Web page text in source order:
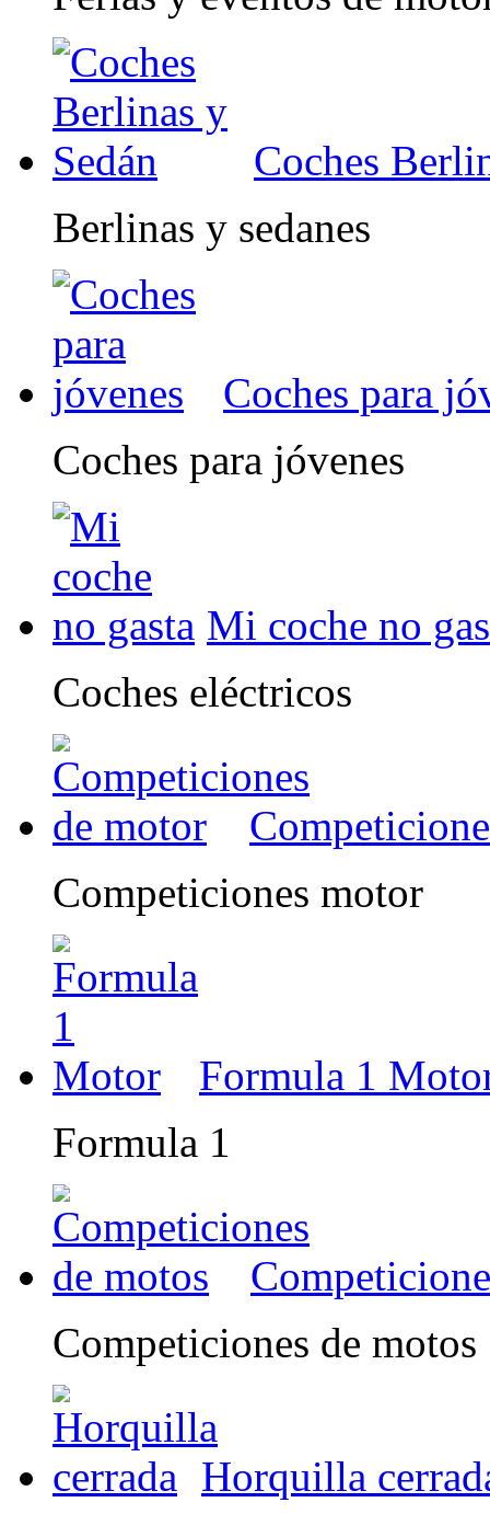
Coches
Berlinas y sedanes
Coches para
Coches para jóvenes
Mi coche no
Coches eléctricos
Competiciones motor
Formula 1
Formula 1
Competiciones de motos
Horquilla